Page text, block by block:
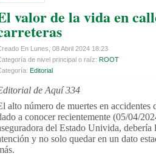
valor de la vida en
En Lunes, 08 Abril 2024 18:23
de nivel principal o raíz: ROOT
Editorial
de Aquí 334
alto número de muertes en accidentes
a conocer recientemente (05/04/
del Estado Univida, debería
y no solo quedar en un dato